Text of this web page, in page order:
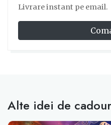
Livrare instant pe email.
Alte idei de